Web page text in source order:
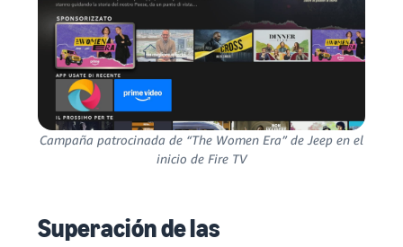
Campaña patrocinada de “The Women Era” de Jeep en el
inicio de Fire TV
Superación de las